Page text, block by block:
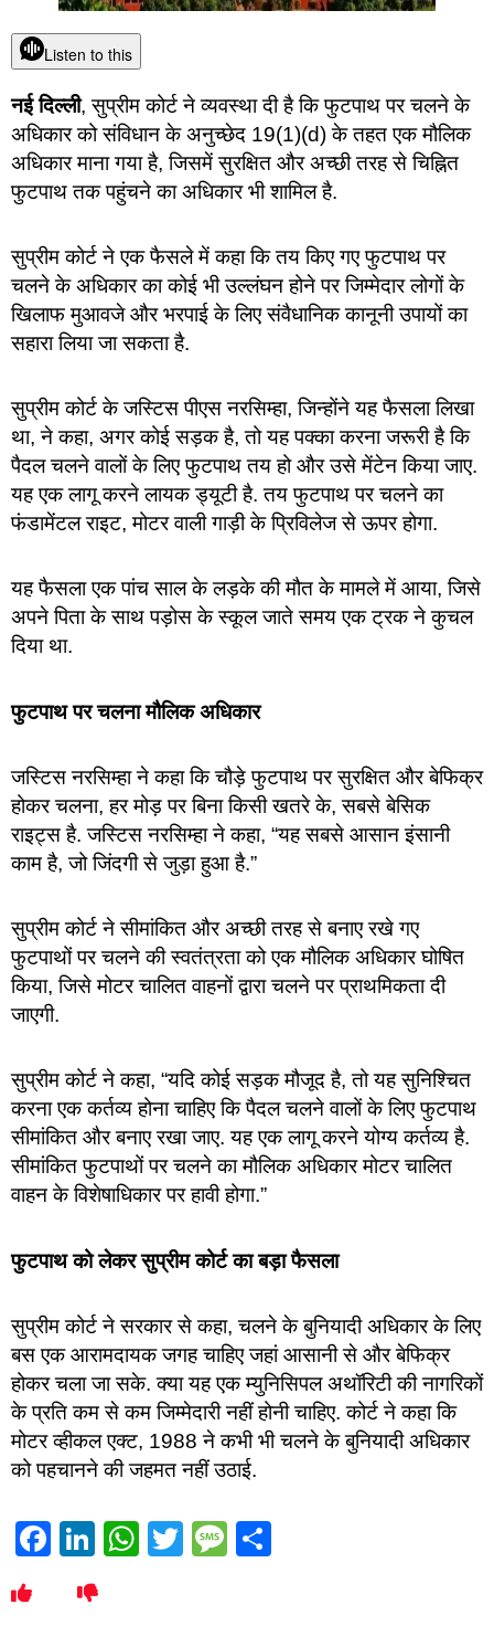
Listen to this
नई दिल्ली, सुप्रीम कोर्ट ने व्यवस्था दी है कि फुटपाथ पर चलने के
अधिकार को संविधान के अनुच्छेद 19(1)(d) के तहत एक मौलिक
अधिकार माना गया है, जिसमें सुरक्षित और अच्छी तरह से चिह्नित
फुटपाथ तक पहुंचने का अधिकार भी शामिल है.
सुप्रीम कोर्ट ने एक फैसले में कहा कि तय किए गए फुटपाथ पर
चलने के अधिकार का कोई भी उल्लंघन होने पर जिम्मेदार लोगों के
खिलाफ मुआवजे और भरपाई के लिए संवैधानिक कानूनी उपायों का
सहारा लिया जा सकता है.
सुप्रीम कोर्ट के जस्टिस पीएस नरसिम्हा, जिन्होंने यह फैसला लिखा
था, ने कहा, अगर कोई सड़क है, तो यह पक्का करना जरूरी है कि
पैदल चलने वालों के लिए फुटपाथ तय हो और उसे मेंटेन किया जाए.
यह एक लागू करने लायक ड्यूटी है. तय फुटपाथ पर चलने का
फंडामेंटल राइट, मोटर वाली गाड़ी के प्रिविलेज से ऊपर होगा.
यह फैसला एक पांच साल के लड़के की मौत के मामले में आया, जिसे
अपने पिता के साथ पड़ोस के स्कूल जाते समय एक ट्रक ने कुचल
दिया था.
फुटपाथ पर चलना मौलिक अधिकार
जस्टिस नरसिम्हा ने कहा कि चौड़े फुटपाथ पर सुरक्षित और बेफिक्र
होकर चलना, हर मोड़ पर बिना किसी खतरे के, सबसे बेसिक
राइट्स है. जस्टिस नरसिम्हा ने कहा, “यह सबसे आसान इंसानी
काम है, जो जिंदगी से जुड़ा हुआ है.”
सुप्रीम कोर्ट ने सीमांकित और अच्छी तरह से बनाए रखे गए
फुटपाथों पर चलने की स्वतंत्रता को एक मौलिक अधिकार घोषित
किया, जिसे मोटर चालित वाहनों द्वारा चलने पर प्राथमिकता दी
जाएगी.
सुप्रीम कोर्ट ने कहा, “यदि कोई सड़क मौजूद है, तो यह सुनिश्चित
करना एक कर्तव्य होना चाहिए कि पैदल चलने वालों के लिए फुटपाथ
सीमांकित और बनाए रखा जाए. यह एक लागू करने योग्य कर्तव्य है.
सीमांकित फुटपाथों पर चलने का मौलिक अधिकार मोटर चालित
वाहन के विशेषाधिकार पर हावी होगा.”
फुटपाथ को लेकर सुप्रीम कोर्ट का बड़ा फैसला
सुप्रीम कोर्ट ने सरकार से कहा, चलने के बुनियादी अधिकार के लिए
बस एक आरामदायक जगह चाहिए जहां आसानी से और बेफिक्र
होकर चला जा सके. क्या यह एक म्युनिसिपल अथॉरिटी की नागरिकों
के प्रति कम से कम जिम्मेदारी नहीं होनी चाहिए. कोर्ट ने कहा कि
मोटर व्हीकल एक्ट, 1988 ने कभी भी चलने के बुनियादी अधिकार
को पहचानने की जहमत नहीं उठाई.
Facebook
LinkedIn
WhatsApp
TwitterMessage